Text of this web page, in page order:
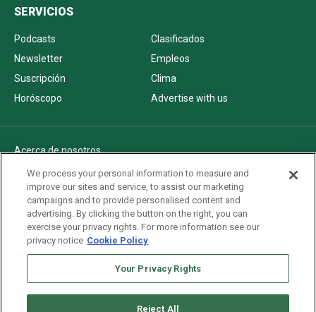
SERVICIOS
Podcasts
Clasificados
Newsletter
Empleos
Suscripción
Clima
Horóscopo
Advertise with us
Acerca de nosotros
Politica de privacidad
Pautas Editoriales
AdChoices
Advertise with us
Newsletters
We process your personal information to measure and
improve our sites and service, to assist our marketing
campaigns and to provide personalised content and
advertising. By clicking the button on the right, you can
exercise your privacy rights. For more information see our
privacy notice Cookie Policy
Your Privacy Rights
Reject All